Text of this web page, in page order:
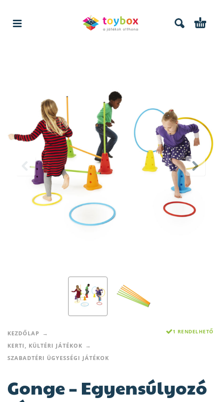
KEZDŐLAP
KERTI, KÜLTÉRI JÁTÉKOK
SZABADTÉRI ÜGYESSÉGI JÁTÉKOK
1 RENDELHETŐ
Gonge – Egyensúlyozó